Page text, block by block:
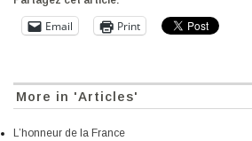
Email Print
More in 'Articles'
L’honneur de la France